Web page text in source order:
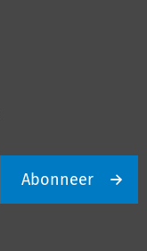
Abonneer